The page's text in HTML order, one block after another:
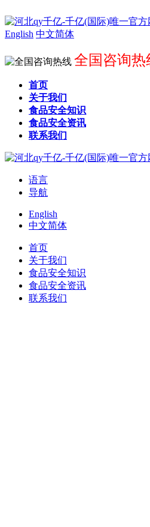
English 中文简体
全国咨询热
首页
关于我们
食品安全知识
食品安全资讯
联系我们
语言
导航
English
中文简体
首页
关于我们
食品安全知识
食品安全资讯
联系我们